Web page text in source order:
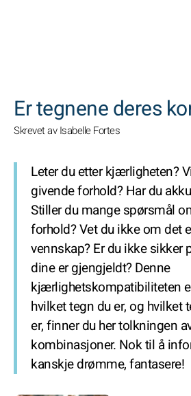
Er tegnene deres
Skrevet av Isabelle Fortes
Leter du etter kjærligheten?
givende forhold? Har du
Stiller du mange spørsmål
forhold? Vet du ikke om det
vennskap? Er du ikke sikker
dine er gjengjeldt?Denne
kjærlighetskompatibiliteten
hvilket tegn du er, og hvilket
er, finner du her tolkningen
kombinasjoner. Nok til å
kanskje drømme, fantasere!